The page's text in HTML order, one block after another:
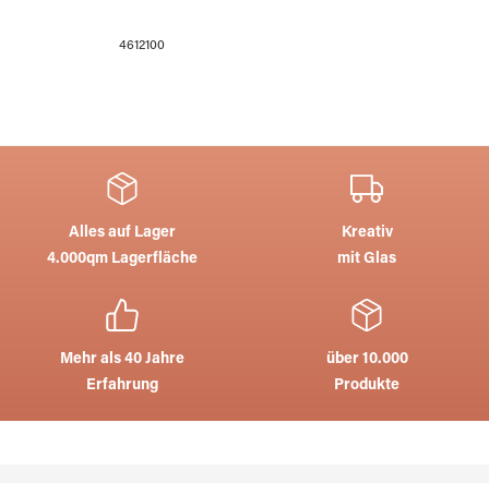
4612100
Alles auf Lager
4.000qm Lagerfläche
Kreativ
mit Glas
Mehr als 40 Jahre
Erfahrung
über 10.000
Produkte